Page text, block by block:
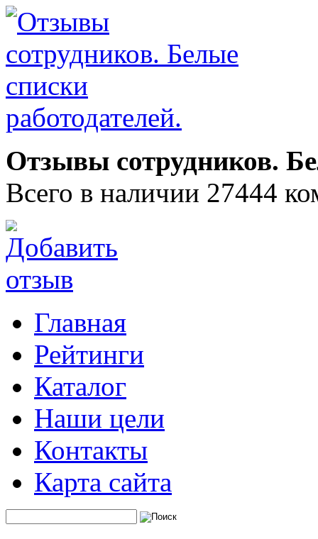
Отзывы сотрудников.
Всего в наличии 27444
Главная
Рейтинги
Каталог
Наши цели
Контакты
Карта сайта